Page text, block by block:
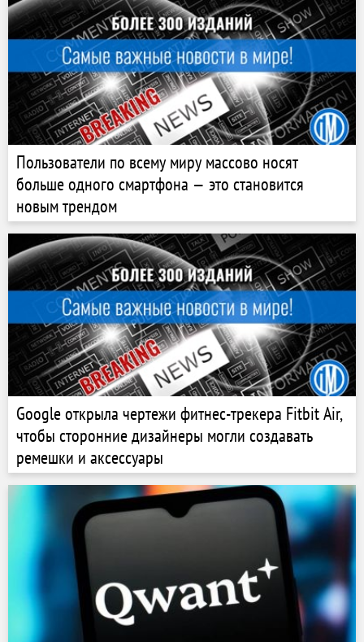
Пользователи по всему миру массово носят
больше одного смартфона — это становится
новым трендом
Google открыла чертежи фитнес-трекера Fitbit Air,
чтобы сторонние дизайнеры могли создавать
ремешки и аксессуары